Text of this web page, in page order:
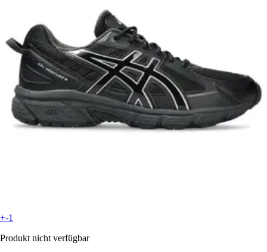
+-1
Produkt nicht verfügbar